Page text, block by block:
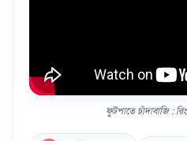
ফুটপাতে চাঁদাবাজি :